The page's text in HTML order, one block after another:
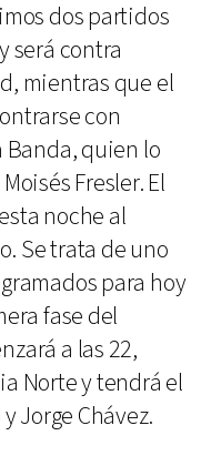
dos partidos
será contra
mientras que el
con
Banda, quien lo
Fresler. El
noche al
Se trata de uno
para hoy
fase del
a las 22,
Norte y tendrá el
Jorge Chávez.